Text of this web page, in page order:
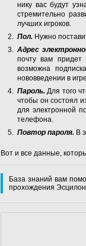
нику вас будут
стремительно
лучших игроков.
Пол. Нужно
Адрес
почту вам придет
возможна
нововведении в
Пароль. Для того
чтобы он состоял
для электронной
телефона.
Повтор пароля. В
Вот и все данные,
База знаний вам
прохождения Эсцилон